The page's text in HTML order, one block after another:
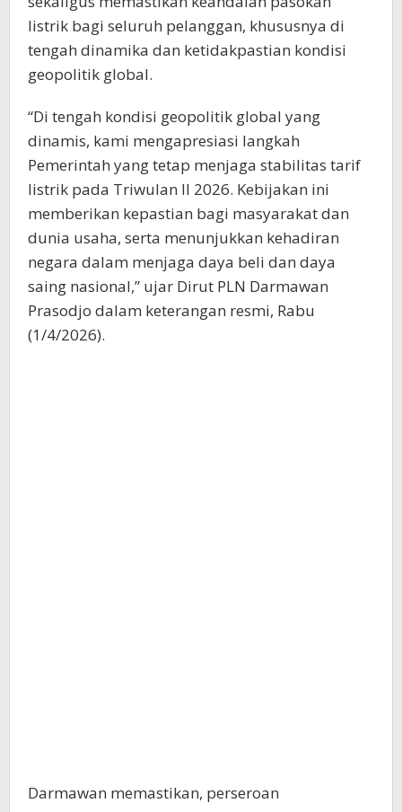
listrik bagi seluruh pelanggan, khususnya di
tengah dinamika dan ketidakpastian kondisi
geopolitik global.
“Di tengah kondisi geopolitik global yang
dinamis, kami mengapresiasi langkah
Pemerintah yang tetap menjaga stabilitas tarif
listrik pada Triwulan II 2026. Kebijakan ini
memberikan kepastian bagi masyarakat dan
dunia usaha, serta menunjukkan kehadiran
negara dalam menjaga daya beli dan daya
saing nasional,” ujar Dirut PLN Darmawan
Prasodjo dalam keterangan resmi, Rabu
(1/4/2026).
Darmawan memastikan, perseroan